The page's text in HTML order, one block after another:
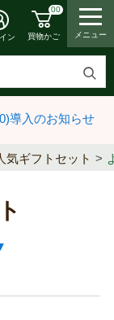
検
す
ン
00
買物かご メニュー
導入のお知らせ
気ギフトセット